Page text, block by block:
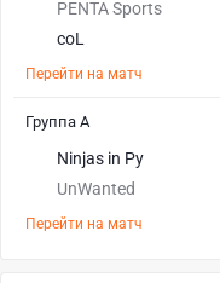
PENTA Sports
coL
Перейти на матч
Ninjas in Py
UnWanted
Перейти на матч
Группа А